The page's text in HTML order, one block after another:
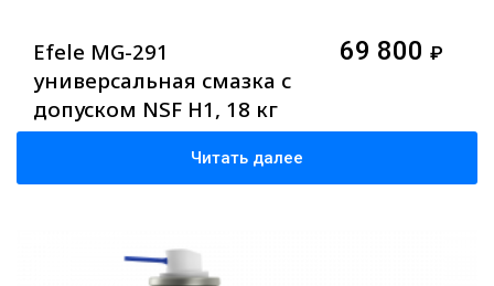
Efele MG-291
универсальная смазка с
допуском NSF H1, 18 кг
69 800 ₽
Читать далее